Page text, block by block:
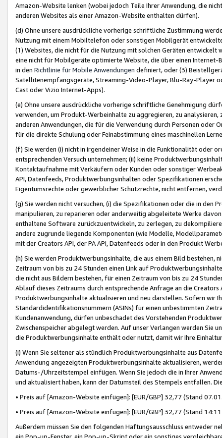
Amazon-Website lenken (wobei jedoch Teile Ihrer Anwendung, die
anderen Websites als einer Amazon-Website enthalten dürfen).
(d) Ohne unsere ausdrückliche vorherige schriftliche Zustimmung
Nutzung mit einem Mobiltelefon oder sonstigen Mobilgerät
(1) Websites, die nicht für die Nutzung mit solchen Geräten
eine nicht für Mobilgeräte optimierte Website, die über einen
in den Richtlinie für Mobile Anwendungen definiert, oder (3)
Satellitenempfangsgeräte, Streaming-Video-Player, Blu-Ray-Player
Cast oder Vizio Internet-Apps).
(e) Ohne unsere ausdrückliche vorherige schriftliche Genehmigung
verwenden, um Produkt-Werbeinhalte zu aggregieren, zu
anderen Anwendungen, die für die Verwendung durch Personen
für die direkte Schulung oder Feinabstimmung eines maschinellen
(f) Sie werden (i) nicht in irgendeiner Weise in die Funktionalität oder
entsprechenden Versuch unternehmen; (ii) keine
Kontaktaufnahme mit Verkäufern oder Kunden oder sonstiger
API, Datenfeeds, Produktwerbungsinhalten oder Spezifikationen
Eigentumsrechte oder gewerblicher Schutzrechte, nicht entfernen,
(g) Sie werden nicht versuchen, (i) die Spezifikationen oder die in
manipulieren, zu reparieren oder anderweitig abgeleitete Werke
enthaltene Software zurückzuentwickeln, zu zerlegen, zu
andere zugrunde liegende Komponenten (wie Modelle,
mit der Creators API, der PA API, Datenfeeds oder in den Produkt
(h) Sie werden Produktwerbungsinhalte, die aus einem Bild bestehen,
Zeitraum von bis zu 24 Stunden einen Link auf
die nicht aus Bildern bestehen, für einen Zeitraum von bis zu 24
Ablauf dieses Zeitraums durch entsprechende Anfrage an die
Produktwerbungsinhalte aktualisieren und neu darstellen. Sofern wir
Standardidentifikationsnummern (ASINs) für einen unbestimmten
Kundenanwendung, dürfen unbeschadet des Vorstehenden
Zwischenspeicher abgelegt werden. Auf unser Verlangen werden Sie
die Produktwerbungsinhalte enthält oder nutzt, damit wir Ihre
(i) Wenn Sie seltener als stündlich Produktwerbungsinhalte aus
Anwendung angezeigten Produktwerbungsinhalte aktualisieren,
Datums-/Uhrzeitstempel einfügen. Wenn Sie jedoch die in Ihrer
und aktualisiert haben, kann der Datumsteil des Stempels entfallen.
• Preis auf [Amazon-Website einfügen]: [EUR/GBP] 32,77 (Stand
• Preis auf [Amazon-Website einfügen]: [EUR/GBP] 32,77 (Stand
Außerdem müssen Sie den folgenden Haftungsausschluss entweder
ein Pop-up-Fenster, ein Pop-up-Skript oder ein sonstiges